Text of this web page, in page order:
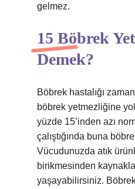
gelmez.
15 Böbrek
Demek?
Böbrek hastalığı
böbrek yetmezliğine
yüzde 15’inden azı
çalıştığında buna
Vücudunuzda atık
birikmesinden
yaşayabilirsiniz.